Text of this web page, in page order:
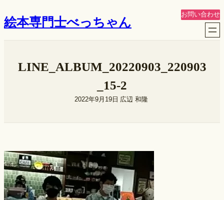
容
絵本専門士べっちゃん
お問い合わせ
LINE_ALBUM_20220903_220903
_15-2
2022年9月19日 広辺 和隆